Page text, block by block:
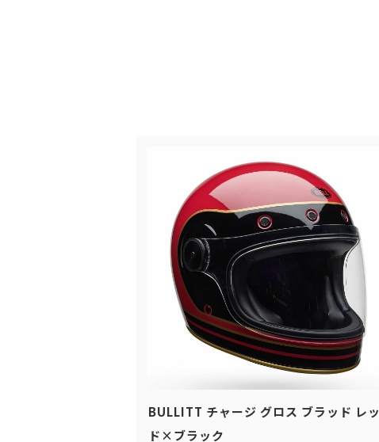
BULLITT チャージ グロス ブラッド レッ
ド×ブラック